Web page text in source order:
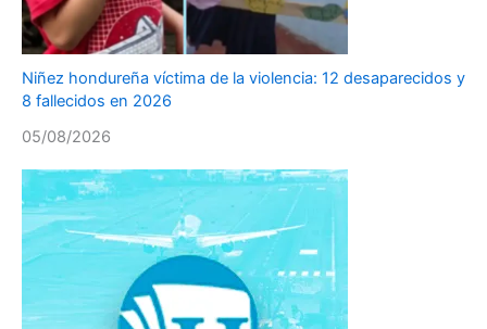
Niñez hondureña víctima de la violencia: 12 desaparecidos y
8 fallecidos en 2026
05/08/2026